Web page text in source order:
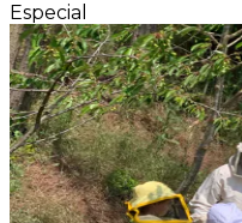
Especial